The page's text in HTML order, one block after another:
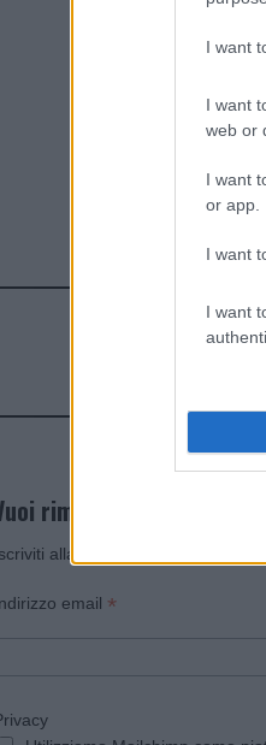
I want
I want
web or
I want
or app.
I want
I want
rimanere sempre
alla newsletter di Gallura
email *